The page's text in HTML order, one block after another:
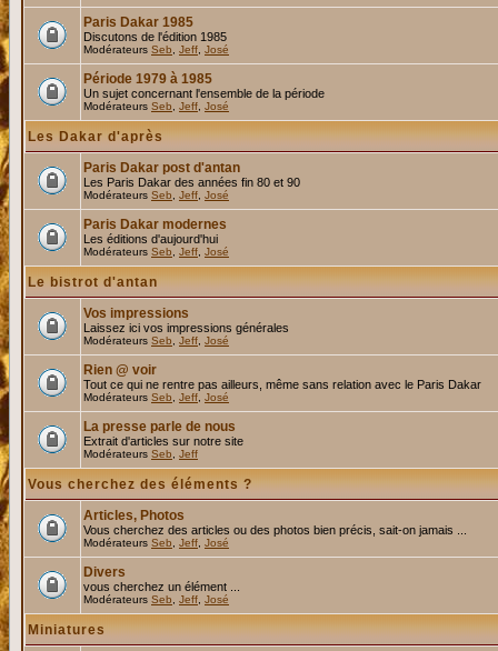
Paris Dakar 1985
Discutons de l'édition 1985
Modérateurs Seb Jeff José
Période 1979 à 1985
Un sujet concernant l'ensemble de la période
Modérateurs Seb Jeff José
Les Dakar d'après
Paris Dakar post d'antan
Les Paris Dakar des années fin 80 et 90
Modérateurs Seb Jeff José
Paris Dakar modernes
Les éditions d'aujourd'hui
Modérateurs Seb Jeff José
Le bistrot d'antan
Vos impressions
Laissez ici vos impressions générales
Modérateurs Seb Jeff José
Rien @ voir
Tout ce qui ne rentre pas ailleurs, même sans relation avec le Paris Dakar
Modérateurs Seb Jeff José
La presse parle de nous
Extrait d'articles sur notre site
Modérateurs Seb Jeff
Vous cherchez des éléments ?
Articles, Photos
Vous cherchez des articles ou des photos bien précis, sait-on jamais ...
Modérateurs Seb Jeff José
Divers
vous cherchez un élément ...
Modérateurs Seb Jeff José
Miniatures